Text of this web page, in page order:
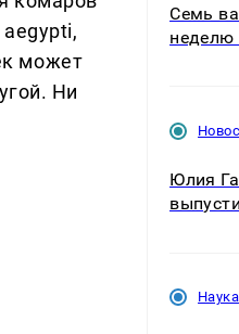
может
Ни
Семь
неделю
Юлия
Наука